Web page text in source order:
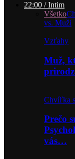
22:00 / Intim
Všetko
vs. Muži
Vzťahy
Muž,
Chvíľka
Prečo
vás…